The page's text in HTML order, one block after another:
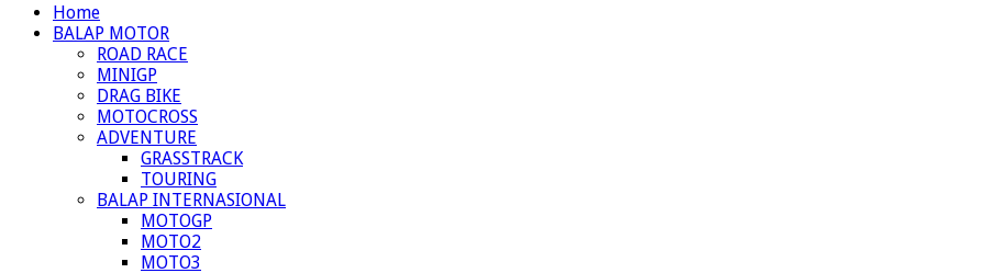
Home
BALAP MOTOR
ROAD RACE
MINIGP
DRAG BIKE
MOTOCROSS
ADVENTURE
GRASSTRACK
TOURING
BALAP INTERNASIONAL
MOTOGP
MOTO2
MOTO3